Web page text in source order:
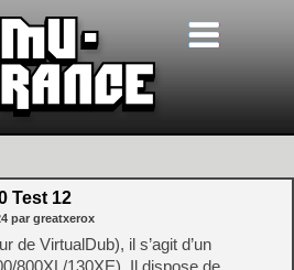
Test 12
par greatxerox
de VirtualDub), il s’agit d’un
800XL/130XE). Il dispose de